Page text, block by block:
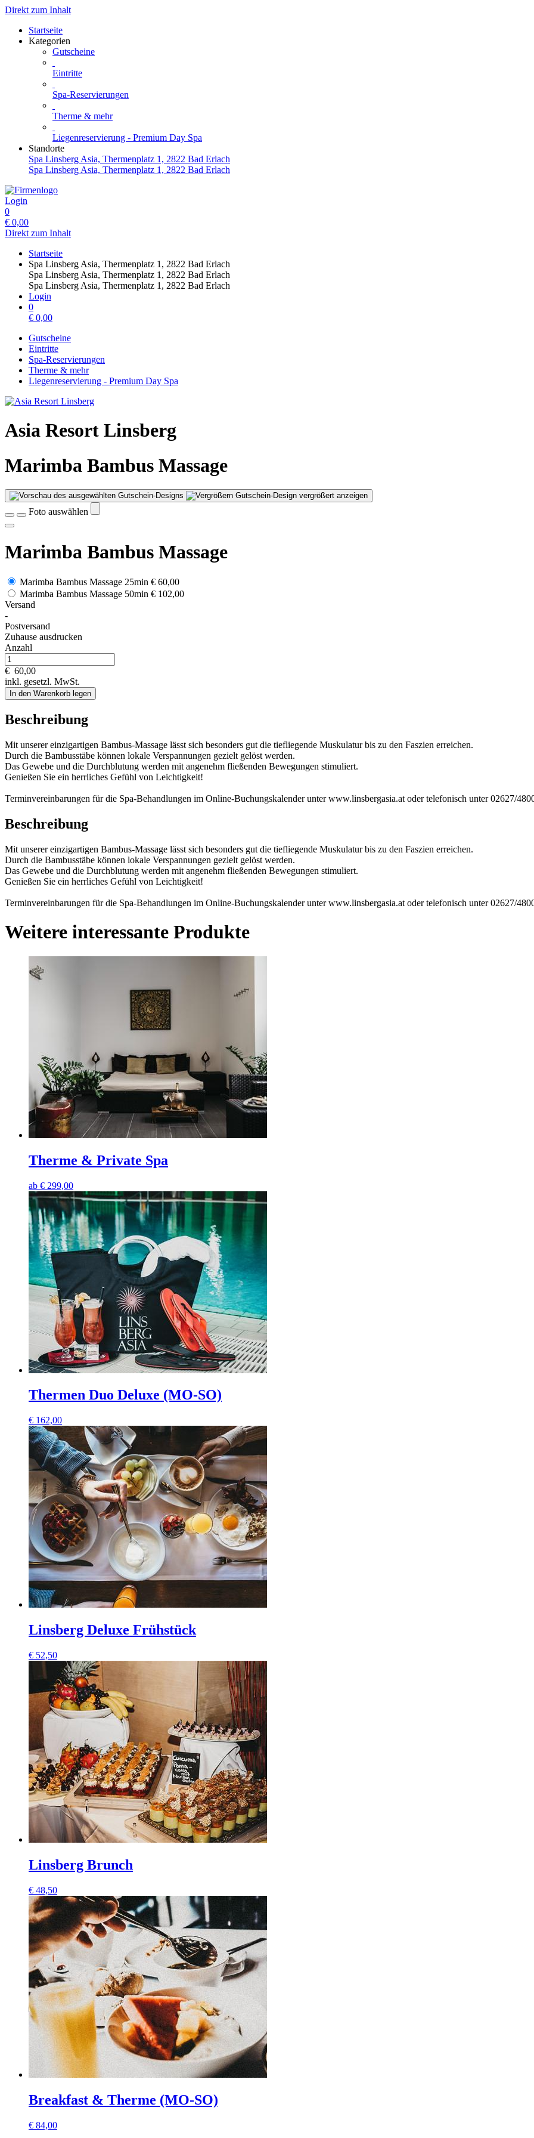
Direkt zum Inhalt
Startseite
Kategorien
Gutscheine
Eintritte
Spa-Reservierungen
Therme & mehr
Liegenreservierung - Premium Day Spa
Standorte
Spa Linsberg Asia, Thermenplatz 1, 2822 Bad Erlach
Spa Linsberg Asia, Thermenplatz 1, 2822 Bad Erlach
Login
0
€ 0,00
Direkt zum Inhalt
Startseite
Spa Linsberg Asia, Thermenplatz 1, 2822 Bad Erlach
Spa Linsberg Asia, Thermenplatz 1, 2822 Bad Erlach
Spa Linsberg Asia, Thermenplatz 1, 2822 Bad Erlach
Login
0
€ 0,00
Gutscheine
Eintritte
Spa-Reservierungen
Therme & mehr
Liegenreservierung - Premium Day Spa
Asia Resort Linsberg
Marimba Bambus Massage
Gutschein-Design vergrößert anzeigen
Foto auswählen
Marimba Bambus Massage
Marimba Bambus Massage 25min € 60,00
Marimba Bambus Massage 50min € 102,00
Versand
-
Postversand
Zuhause ausdrucken
Anzahl
€ 60,00
inkl. gesetzl. MwSt.
In den Warenkorb legen
Beschreibung
Mit unserer einzigartigen Bambus-Massage lässt sich besonders gut die tiefliegende Muskulatur bis zu den Faszien erreichen.
Durch die Bambusstäbe können lokale Verspannungen gezielt gelöst werden.
Das Gewebe und die Durchblutung werden mit angenehm fließenden Bewegungen stimuliert.
Genießen Sie ein herrliches Gefühl von Leichtigkeit!
Terminvereinbarungen für die Spa-Behandlungen im Online-Buchungskalender unter www.linsbergasia.at oder telefonisch unter 02627/
Beschreibung
Mit unserer einzigartigen Bambus-Massage lässt sich besonders gut die tiefliegende Muskulatur bis zu den Faszien erreichen.
Durch die Bambusstäbe können lokale Verspannungen gezielt gelöst werden.
Das Gewebe und die Durchblutung werden mit angenehm fließenden Bewegungen stimuliert.
Genießen Sie ein herrliches Gefühl von Leichtigkeit!
Terminvereinbarungen für die Spa-Behandlungen im Online-Buchungskalender unter www.linsbergasia.at oder telefonisch unter 02627/
Weitere interessante Produkte
Therme & Private Spa
ab € 299,00
Thermen Duo Deluxe (MO-SO)
€ 162,00
Linsberg Deluxe Frühstück
€ 52,50
Linsberg Brunch
€ 48,50
Breakfast & Therme (MO-SO)
€ 84,00